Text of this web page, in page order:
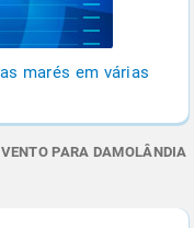
marés em várias
PARA DAMOLÂNDIA